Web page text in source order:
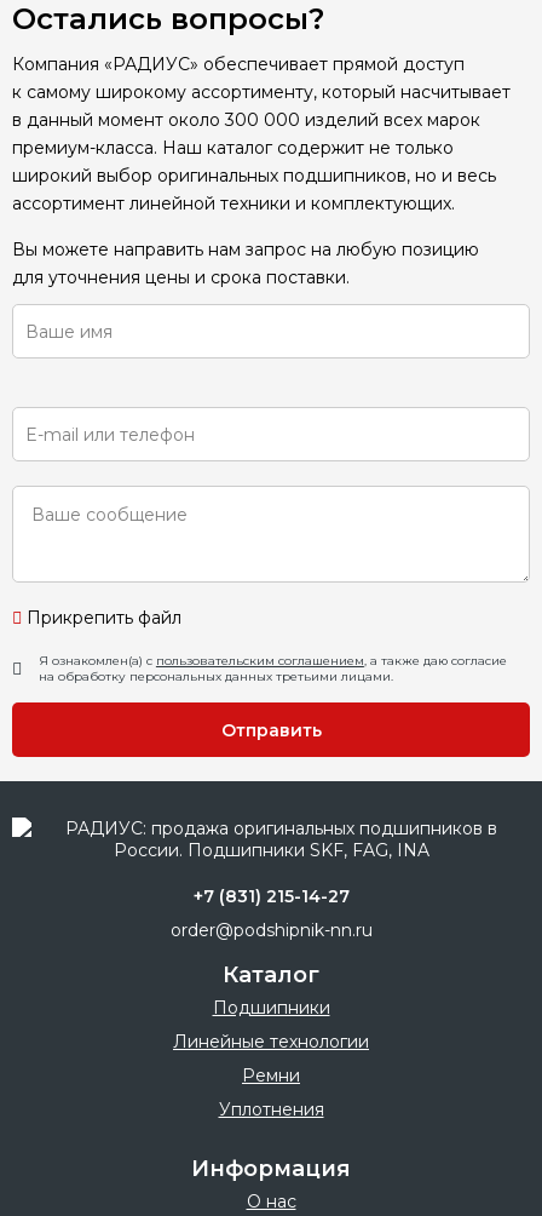
Остались вопросы?
Компания «РАДИУС» обеспечивает прямой доступ
к самому широкому ассортименту, который насчитывает
в данный момент около 300 000 изделий всех марок
премиум-класса. Наш каталог содержит не только
широкий выбор оригинальных подшипников, но и весь
ассортимент линейной техники и комплектующих.
Вы можете направить нам запрос на любую позицию
для уточнения цены и срока поставки.
Прикрепить файл
Я ознакомлен(а) с пользовательским соглашением, а также даю согласие
на обработку персональных данных третьими лицами.
Отправить
+7 (831) 215-14-27
order@podshipnik-nn.ru
Каталог
Подшипники
Линейные технологии
Ремни
Уплотнения
Информация
О нас